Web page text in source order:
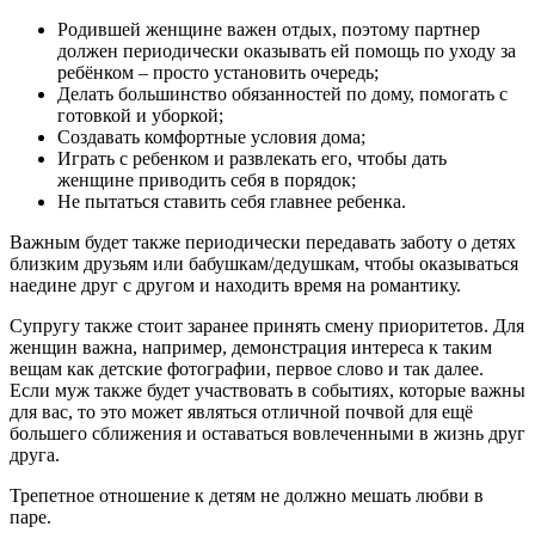
Родившей женщине важен отдых, поэтому партнер
должен периодически оказывать ей помощь по уходу за
ребёнком – просто установить очередь;
Делать большинство обязанностей по дому, помогать с
готовкой и уборкой;
Создавать комфортные условия дома;
Играть с ребенком и развлекать его, чтобы дать
женщине приводить себя в порядок;
Не пытаться ставить себя главнее ребенка.
Важным будет также периодически передавать заботу о детях
близким друзьям или бабушкам/дедушкам, чтобы оказываться
наедине друг с другом и находить время на романтику.
Супругу также стоит заранее принять смену приоритетов. Для
женщин важна, например, демонстрация интереса к таким
вещам как детские фотографии, первое слово и так далее.
Если муж также будет участвовать в событиях, которые важны
для вас, то это может являться отличной почвой для ещё
большего сближения и оставаться вовлеченными в жизнь друг
друга.
Трепетное отношение к детям не должно мешать любви в
паре.